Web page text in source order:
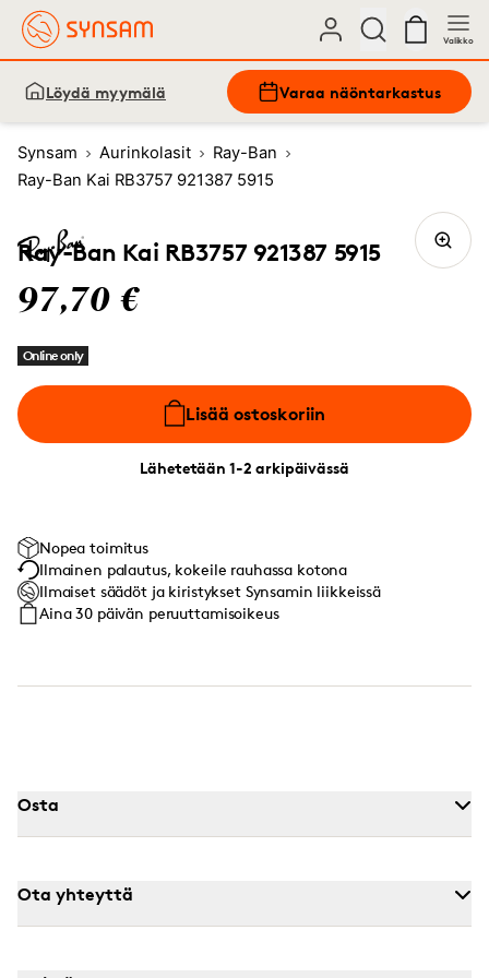
Valikko
Löydä myymälä Varaa näöntarkastus
Synsam Aurinkolasit
Ray-Ban
Ray-Ban Kai RB3757 921387 5915
Ray-Ban Kai RB3757 921387 5915
97,70 €
Online only
Lisää ostoskoriin
Lähetetään 1-2 arkipäivässä
Nopea toimitus
Ilmainen palautus, kokeile rauhassa kotona
Ilmaiset säädöt ja kiristykset Synsamin liikkeissä
Aina 30 päivän peruuttamisoikeus
Osta
Ota yhteyttä